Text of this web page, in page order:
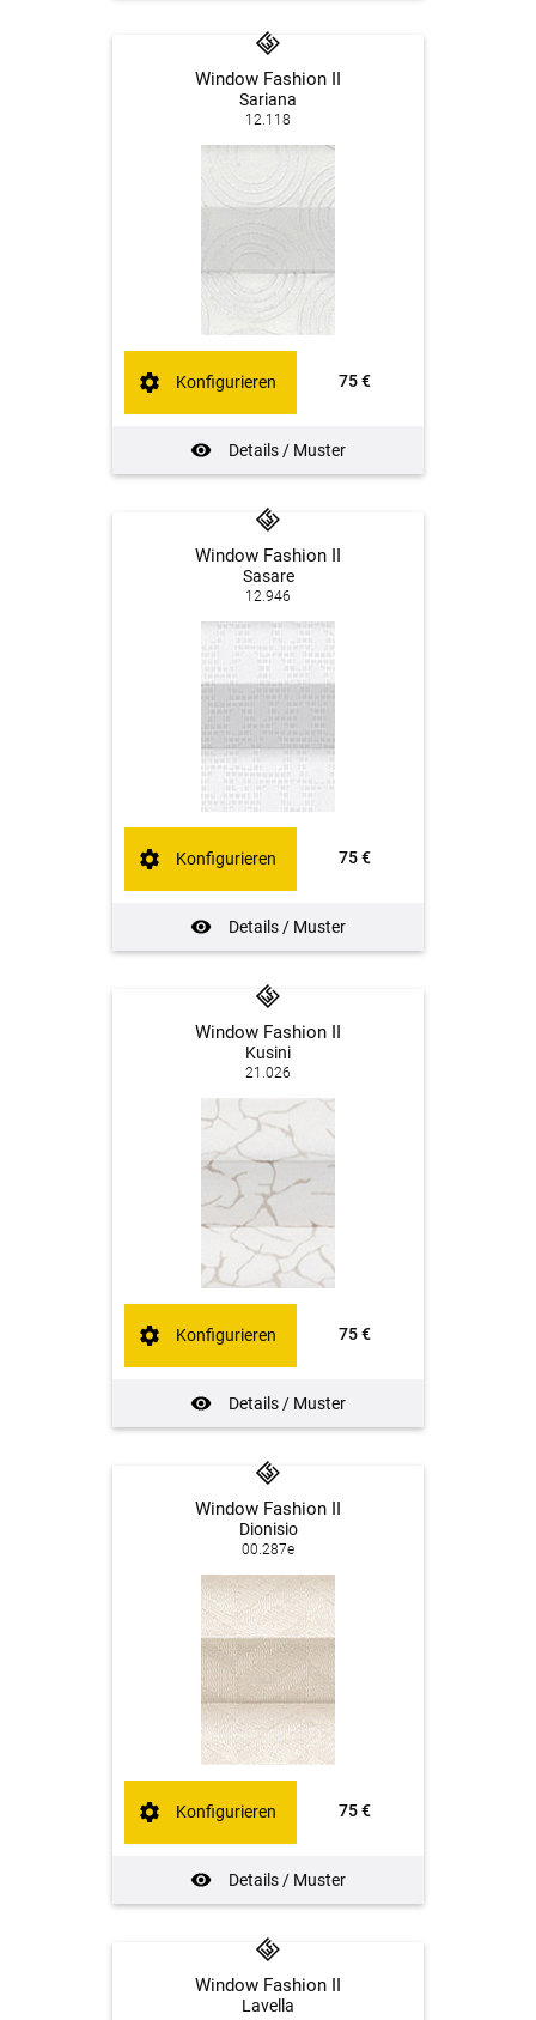
Window Fashion II
Sariana
12.118
75 €
Details / Muster
Konfigurieren
Window Fashion II
Sasare
12.946
75 €
Details / Muster
Konfigurieren
Window Fashion II
Kusini
21.026
75 €
Details / Muster
Konfigurieren
Window Fashion II
Dionisio
00.287e
75 €
Details / Muster
Konfigurieren
Window Fashion II
Lavella